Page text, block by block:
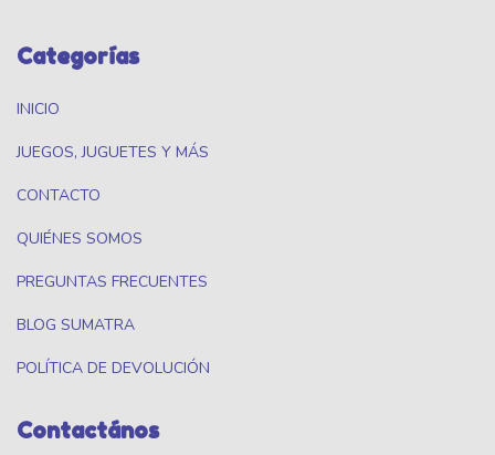
Categorías
INICIO
JUEGOS, JUGUETES Y MÁS
CONTACTO
QUIÉNES SOMOS
PREGUNTAS FRECUENTES
BLOG SUMATRA
POLÍTICA DE DEVOLUCIÓN
Contactános